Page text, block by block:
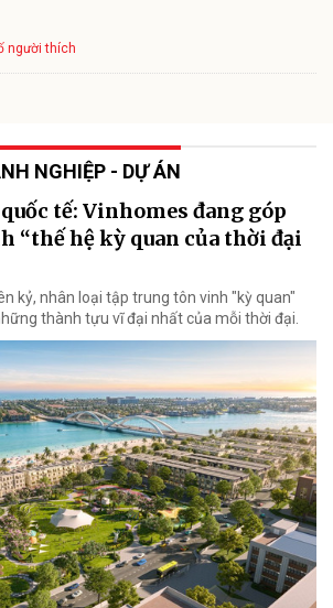
người thích
NGHIỆP - DỰ ÁN
tế: Vinhomes đang góp
“thế hệ kỳ quan của thời đại
kỷ, nhân loại tập trung tôn vinh "kỳ quan"
thành tựu vĩ đại nhất của mỗi thời đại.